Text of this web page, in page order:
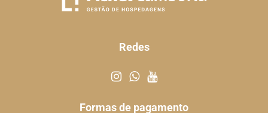
Redes
Formas de pagamento